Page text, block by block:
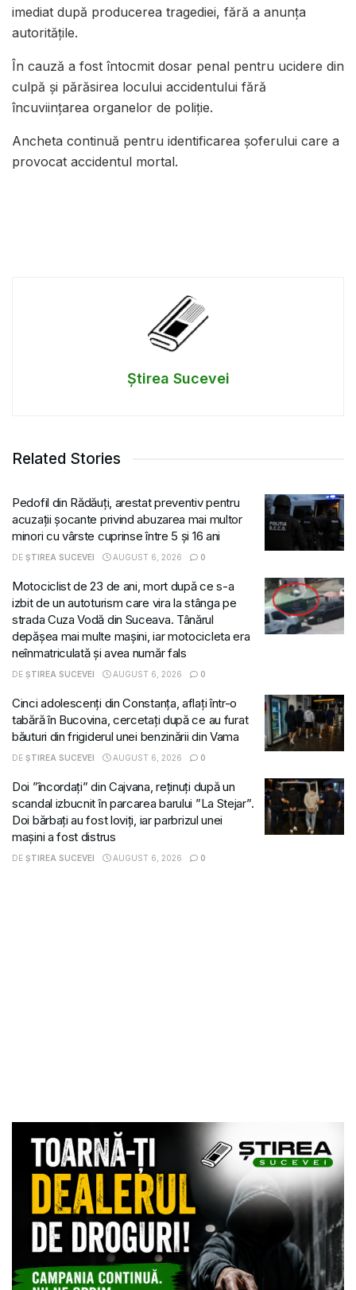
imediat după producerea tragediei, fără a anunța
autoritățile.
În cauză a fost întocmit dosar penal pentru ucidere din
culpă și părăsirea locului accidentului fără
încuviințarea organelor de poliție.
Ancheta continuă pentru identificarea șoferului care a
provocat accidentul mortal.
Știrea Sucevei
Related Stories
Pedofil din Rădăuți, arestat preventiv pentru
acuzații șocante privind abuzarea mai multor
minori cu vârste cuprinse între 5 și 16 ani
DE ȘTIREA SUCEVEI AUGUST 6, 2026 0
Motociclist de 23 de ani, mort după ce s-a
izbit de un autoturism care vira la stânga pe
strada Cuza Vodă din Suceava. Tânărul
depășea mai multe mașini, iar motocicleta era
neînmatriculată și avea număr fals
DE ȘTIREA SUCEVEI AUGUST 6, 2026 0
Cinci adolescenți din Constanța, aflați într-o
tabără în Bucovina, cercetați după ce au furat
băuturi din frigiderul unei benzinării din Vama
DE ȘTIREA SUCEVEI AUGUST 6, 2026 0
Doi ”încordați” din Cajvana, reținuți după un
scandal izbucnit în parcarea barului ”La Stejar”.
Doi bărbați au fost loviți, iar parbrizul unei
mașini a fost distrus
DE ȘTIREA SUCEVEI AUGUST 6, 2026 0